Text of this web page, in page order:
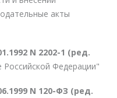
акты
N 2202-1 (ред.
Российской Федерации"
N 120-ФЗ (ред.